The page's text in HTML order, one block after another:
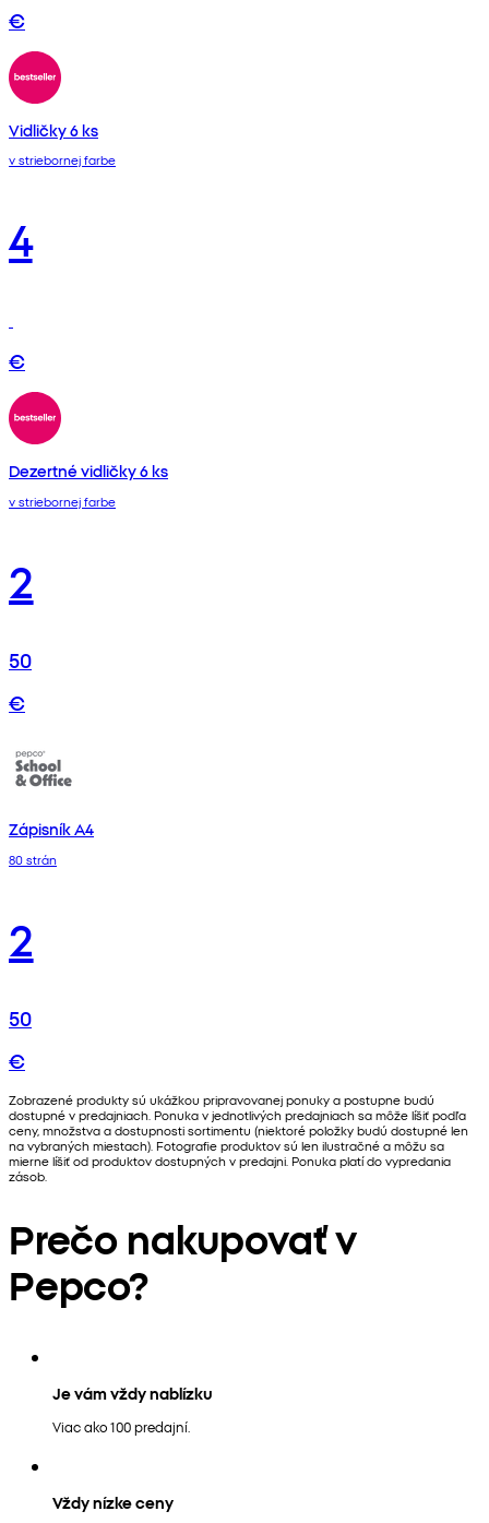
€
Vidličky 6 ks
v striebornej farbe
4
€
Dezertné vidličky 6 ks
v striebornej farbe
2
50
€
Zápisník A4
80 strán
2
50
€
Zobrazené produkty sú ukážkou pripravovanej ponuky a postupne budú
dostupné v predajniach. Ponuka v jednotlivých predajniach sa môže líšiť podľa
ceny, množstva a dostupnosti sortimentu (niektoré položky budú dostupné len
na vybraných miestach). Fotografie produktov sú len ilustračné a môžu sa
mierne líšiť od produktov dostupných v predajni. Ponuka platí do vypredania
zásob.
Prečo nakupovať v
Pepco?
Je vám vždy nablízku
Viac ako 100 predajní.
Vždy nízke ceny